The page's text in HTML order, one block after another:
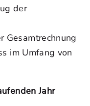
der
Gesamtrechnung
im Umfang von
Jahr